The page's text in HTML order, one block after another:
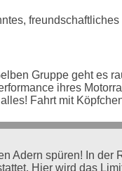
Gruppe geht es
ihres
Fahrt mit
Adern spüren! In
Hier wird das